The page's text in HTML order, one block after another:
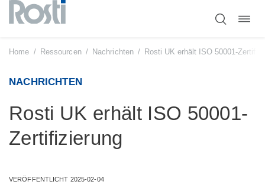
Zum
springen
Home / Ressourcen / Nachrichten / Rosti UK erhält ISO 50001-
NACHRICHTEN
Rosti UK erhält ISO 50001-
Zertifizierung
VERÖFFENTLICHT 2025-02-04